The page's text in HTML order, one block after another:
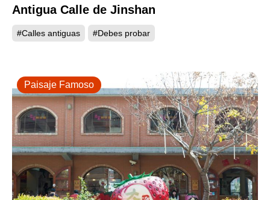
Antigua Calle de Jinshan
#Calles antiguas #Debes probar
Paisaje Famoso